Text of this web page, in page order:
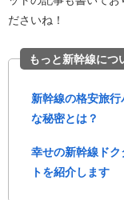
ださいね！
もっと新幹線につ
新幹線の格安旅
な秘密とは？
幸せの新幹線ド
トを紹介します